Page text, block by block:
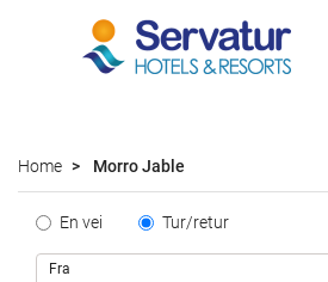
Home Morro Jable
Tipo
Trayecto
En vei Tur/retur
Flyrute
Fra